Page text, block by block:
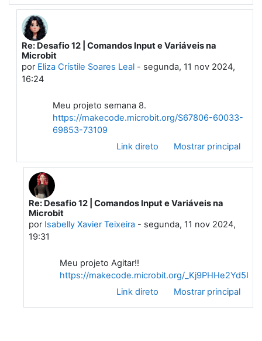
Em resposta à Primeiro post
Re: Desafio 12 | Comandos Input e Variáveis na
Microbit
por Eliza Crístile Soares Leal- segunda, 11 nov 2024,
16:24
Meu projeto semana 8.
https://makecode.microbit.org/S67806-60033-
69853-73109
Link direto
Mostrar principal
Em resposta à Eliza Crístile Soares Leal
Re: Desafio 12 | Comandos Input e Variáveis na
Microbit
por Isabelly Xavier Teixeira- segunda, 11 nov 2024,
19:31
Meu projeto Agitar!!
https://makecode.microbit.org/_Kj9PHHe2Yd5U
Link direto
Mostrar principal